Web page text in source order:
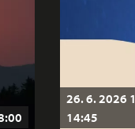
26. 6. 2026
14:45